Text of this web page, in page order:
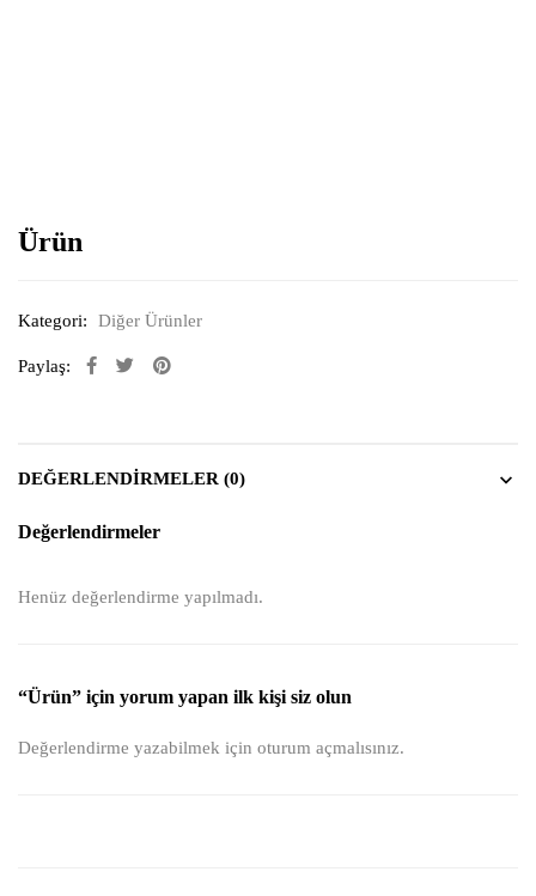
Ürün
Kategori: Diğer Ürünler
Paylaş:
DEĞERLENDIRMELER (0)
Değerlendirmeler
Henüz değerlendirme yapılmadı.
“Ürün” için yorum yapan ilk kişi siz olun
Değerlendirme yazabilmek için oturum açmalısınız.